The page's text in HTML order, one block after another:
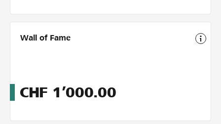
Wall of Fame
CHF 1’000.00